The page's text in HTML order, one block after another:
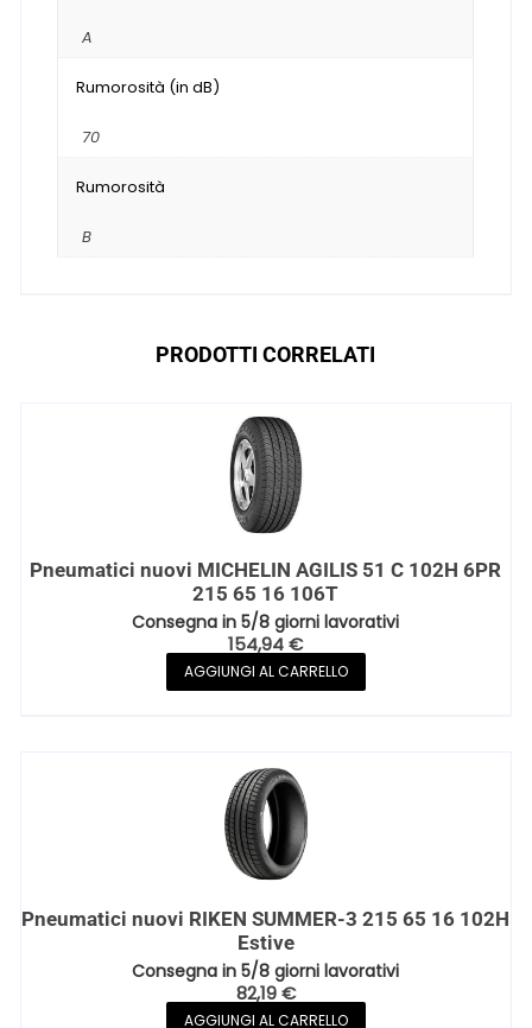
A
Rumorosità (in dB)
70
Rumorosità
B
PRODOTTI CORRELATI
Pneumatici nuovi MICHELIN AGILIS 51 C 102H 6PR
215 65 16 106T
Consegna in 5/8 giorni lavorativi
154,94€
AGGIUNGI AL CARRELLO
Pneumatici nuovi RIKEN SUMMER-3 215 65 16 102H
Estive
Consegna in 5/8 giorni lavorativi
82,19€
AGGIUNGI AL CARRELLO